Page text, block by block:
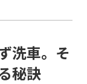
洗車。そ
秘訣